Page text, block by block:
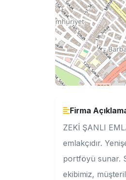
Firma
ZEKİ ŞANLI
emlakçıdır.
portföyü sunar.
ekibimiz,